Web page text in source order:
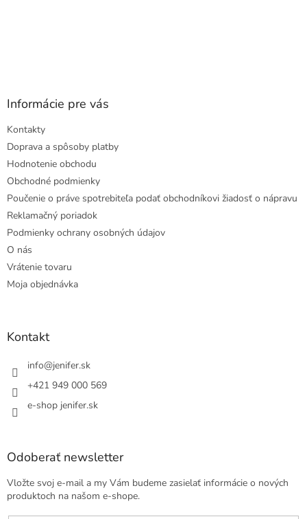
Informácie pre vás
Kontakty
Doprava a spôsoby platby
Hodnotenie obchodu
Obchodné podmienky
Poučenie o práve spotrebiteľa podať obchodníkovi žiadosť o nápravu
Reklamačný poriadok
Podmienky ochrany osobných údajov
O nás
Vrátenie tovaru
Moja objednávka
Kontakt
info@jenifer.sk
+421 949 000 569
e-shop jenifer.sk
Odoberať newsletter
Vložte svoj e-mail a my Vám budeme zasielať informácie o nových
produktoch na našom e-shope.